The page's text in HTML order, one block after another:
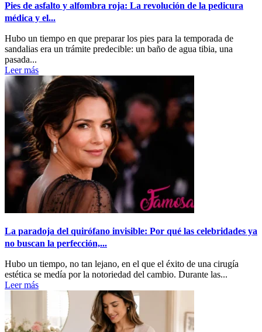
Pies de asfalto y alfombra roja: La revolución de la pedicura
médica y el...
Hubo un tiempo en que preparar los pies para la temporada de
sandalias era un trámite predecible: un baño de agua tibia, una
pasada...
Leer más
La paradoja del quirófano invisible: Por qué las celebridades ya
no buscan la perfección,...
Hubo un tiempo, no tan lejano, en el que el éxito de una cirugía
estética se medía por la notoriedad del cambio. Durante las...
Leer más